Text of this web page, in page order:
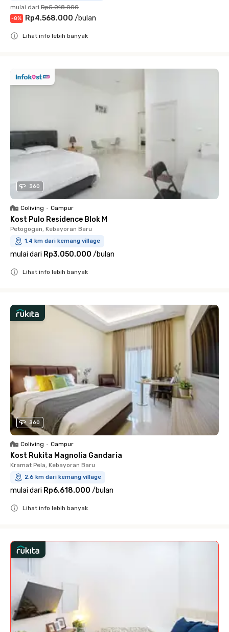
mulai dari Rp5.018.000
-8% Rp4.568.000 /bulan
Lihat info lebih banyak
360
Coliving • Campur
Kost Pulo Residence Blok M
Petogogan, Kebayoran Baru
1.4 km dari kemang village
mulai dari Rp3.050.000 /bulan
Lihat info lebih banyak
360
Coliving • Campur
Kost Rukita Magnolia Gandaria
Kramat Pela, Kebayoran Baru
2.6 km dari kemang village
mulai dari Rp6.618.000 /bulan
Lihat info lebih banyak